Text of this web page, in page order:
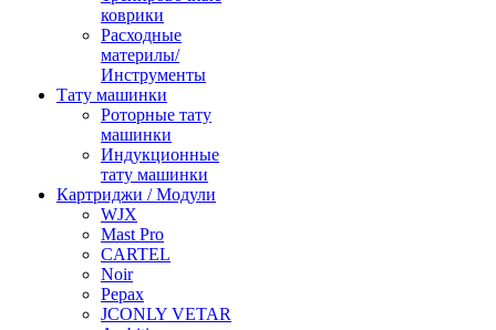
коврики
Расходные
материлы/
Инструменты
Тату машинки
Роторные тату
машинки
Индукционные
тату машинки
Картриджи / Модули
WJX
Mast Pro
CARTEL
Noir
Pepax
JCONLY VETAR